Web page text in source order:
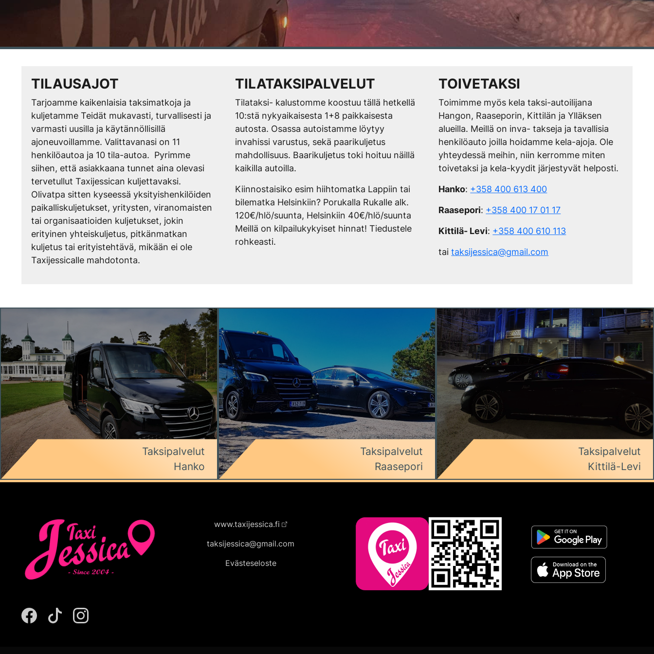
TILAUSAJOT
Tarjoamme kaikenlaisia taksimatkoja ja
kuljetamme Teidät mukavasti, turvallisesti ja
varmasti uusilla ja käytännöllisillä
ajoneuvoillamme. Valittavanasi on 11
henkilöautoa ja 10 tila-autoa. Pyrimme
siihen, että asiakkaana tunnet aina olevasi
tervetullut Taxijessican kuljettavaksi.
Olivatpa sitten kyseessä yksityishenkilöiden
paikalliskuljetukset, yritysten, viranomaisten
tai organisaatioiden kuljetukset, jokin
erityinen yhteiskuljetus, pitkänmatkan
kuljetus tai erityistehtävä, mikään ei ole
Taxijessicalle mahdotonta.
TILATAKSIPALVELUT
Tilataksi- kalustomme koostuu tällä hetkellä
10:stä nykyaikaisesta 1+8 paikkaisesta
autosta. Osassa autoistamme löytyy
invahissi varustus, sekä paarikuljetus
mahdollisuus. Baarikuljetus toki hoituu näillä
kaikilla autoilla.
Kiinnostaisiko esim hiihtomatka Lappiin tai
bilematka Helsinkiin? Porukalla Rukalle alk.
120€/hlö/suunta, Helsinkiin 40€/hlö/suunta
Meillä on kilpailukykyiset hinnat! Tiedustele
rohkeasti.
TOIVETAKSI
Toimimme myös kela taksi-autoilijana
Hangon, Raaseporin, Kittilän ja Ylläksen
alueilla. Meillä on inva- takseja ja tavallisia
henkilöauto joilla hoidamme kela-ajoja. Ole
yhteydessä meihin, niin kerromme miten
toivetaksi ja kela-kyydit järjestyvät helposti.
Hanko: +358 400 613 400
Raasepori: +358 400 17 01 17
Kittilä- Levi: +358 400 610 113
taitaksijessica@gmail.com
Taksipalvelut
Hanko
Taksipalvelut
Raasepori
Taksipalvelut
Kittilä-Levi
www.taxijessica.fi
taksijessica@gmail.com
Evästeseloste